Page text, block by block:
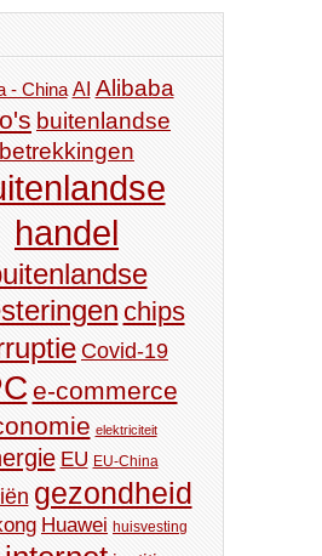
- China AI Alibaba
buitenlandse
betrekkingen
handel
chips
Covid-19
e-commerce
elektriciteit
EU EU-China
gezondheid
Huawei huisvesting